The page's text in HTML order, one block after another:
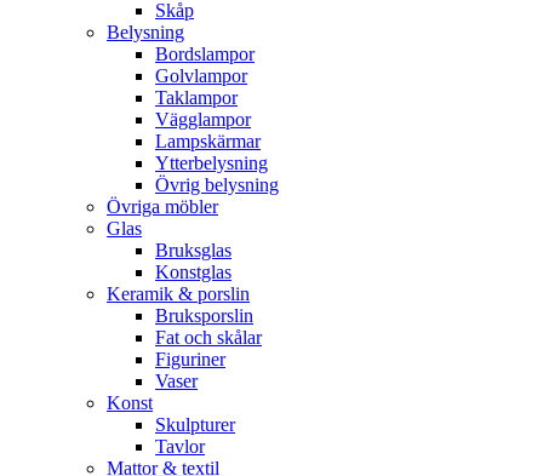
Skåp
Belysning
Bordslampor
Golvlampor
Taklampor
Vägglampor
Lampskärmar
Ytterbelysning
Övrig belysning
Övriga möbler
Glas
Bruksglas
Konstglas
Keramik & porslin
Bruksporslin
Fat och skålar
Figuriner
Vaser
Konst
Skulpturer
Tavlor
Mattor & textil